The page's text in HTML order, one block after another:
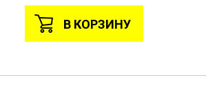
В КОРЗИНУ